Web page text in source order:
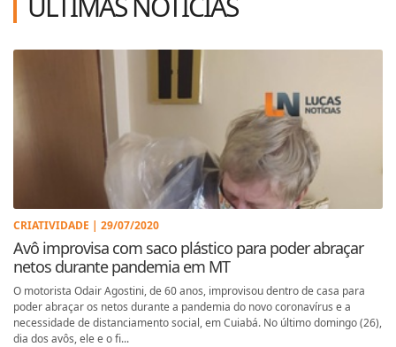
CRIATIVIDADE | 29/07/2020
Avô improvisa com saco plástico para poder abraçar
netos durante pandemia em MT
O motorista Odair Agostini, de 60 anos, improvisou dentro de casa para
poder abraçar os netos durante a pandemia do novo coronavírus e a
necessidade de distanciamento social, em Cuiabá. No último domingo (26),
dia dos avôs, ele e o fi...